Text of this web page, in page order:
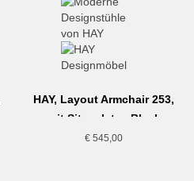
HAY, Layout Armchair 253,
mit Sitzpolster, Black
€ 545,00